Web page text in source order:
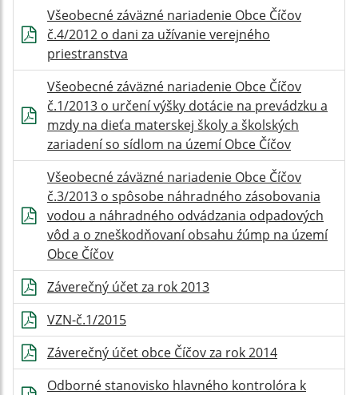
Všeobecné záväzné nariadenie Obce Číčov
č.4/2012 o dani za užívanie verejného
priestranstva
Všeobecné záväzné nariadenie Obce Číčov
č.1/2013 o určení výšky dotácie na prevádzku a
mzdy na dieťa materskej školy a školských
zariadení so sídlom na území Obce Číčov
Všeobecné záväzné nariadenie Obce Číčov
č.3/2013 o spôsobe náhradného zásobovania
vodou a náhradného odvádzania odpadových
vôd a o zneškodňovaní obsahu źúmp na území
Obce Číčov
Záverečný účet za rok 2013
VZN-č.1/2015
Záverečný účet obce Číčov za rok 2014
Odborné stanovisko hlavného kontrolóra k